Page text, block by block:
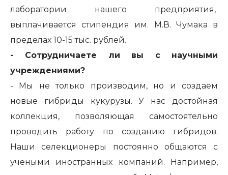
лаборатории нашего предприятия,
выплачивается стипендия им. М.В. Чумака в
пределах 10-15 тыс. рублей.
- Сотрудничаете ли вы с научными
учреждениями?
- Мы не только производим, но и создаем
новые гибриды кукурузы. У нас достойная
коллекция, позволяющая самостоятельно
проводить работу по созданию гибридов.
Наши селекционеры постоянно общаются с
учеными иностранных компаний. Например,